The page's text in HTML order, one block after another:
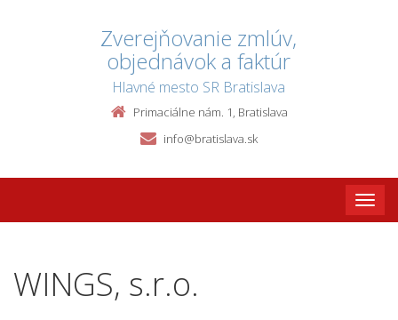
Zverejňovanie zmlúv,
objednávok a faktúr
Hlavné mesto SR Bratislava
Primaciálne nám. 1, Bratislava
info@bratislava.sk
Toggle
WINGS, s.r.o.